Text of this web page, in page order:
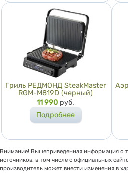
Гриль РЕДМОНД SteakMaster
RGM-M819D (черный)
Цена
11 990 руб.
Подробнее
Внимание! Вышеприведенная информация о
источников, в том числе с официальных
производитель может внести изменения в